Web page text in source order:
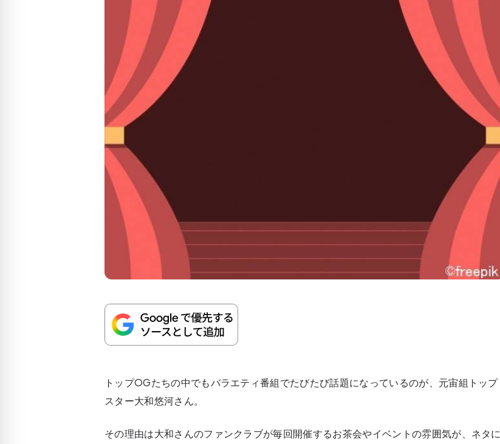
トップOGたちの中でもバラエティ番組でたびたび話題になっているのが、元宙組トップ
スター大和悠河さん。
その理由は大和さんのファンクラブが毎回開催するお茶会やイベントの雰囲気が、ネタに